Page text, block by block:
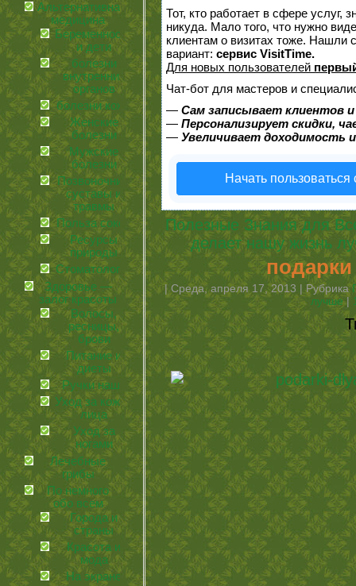
Альтернативная
медицина
Беременность
и дети
болезни
внутренних
органов
болезни кожи
Женские
болезни
Мужские
болезни
Позвоночник,
суставы и
травмы
Польза соков
Ресурсы
природы
Стоматология
Здоровье —
залог красоты
Волосы,
ресницы,
брови
Питание и
диеты
Ручки наши
Уход за кожей
лица
Уход за
ногами
Лечебные
грибы
По немного
обо всем
Города и
страны
Красота и
мода
На экране
Тот, кто работает в сфере услуг,
никуда. Мало того, что нужно
клиентам о визитах тоже.
вариант: сервис VisitTime.
Для новых пользователей
Чат-бот для мастеров и
— Сам записывает клиентов
— Персонализирует скидки,
— Увеличивает доходимость
Начать
Полезные Знания для
делает нашу жизнь
| Среда, апреля 17, 2013 | Рубрика
лучше|